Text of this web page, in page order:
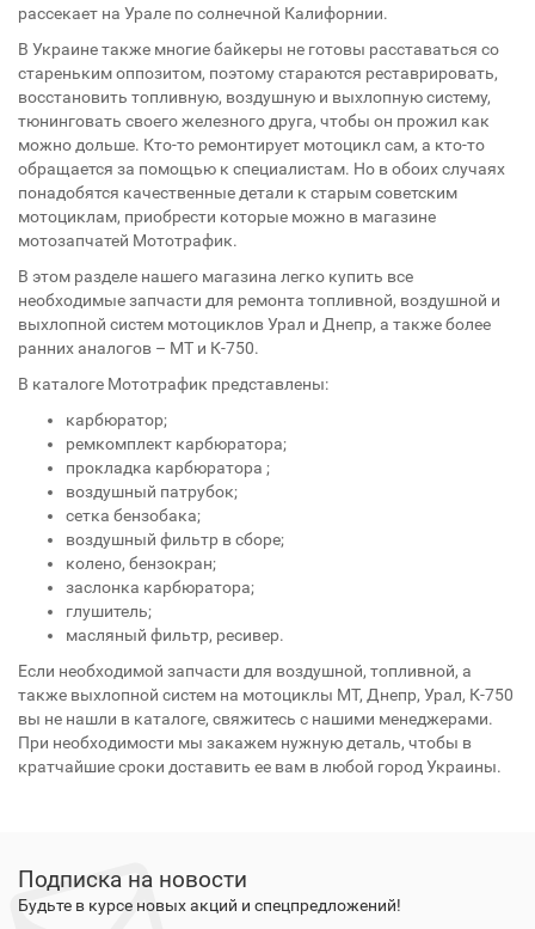
рассекает на Урале по солнечной Калифорнии.
В Украине также многие байкеры не готовы расставаться со
стареньким оппозитом, поэтому стараются реставрировать,
восстановить топливную, воздушную и выхлопную систему,
тюнинговать своего железного друга, чтобы он прожил как
можно дольше. Кто-то ремонтирует мотоцикл сам, а кто-то
обращается за помощью к специалистам. Но в обоих случаях
понадобятся качественные детали к старым советским
мотоциклам, приобрести которые можно в магазине
мотозапчатей Мототрафик.
В этом разделе нашего магазина легко купить все
необходимые запчасти для ремонта топливной, воздушной и
выхлопной систем мотоциклов Урал и Днепр, а также более
ранних аналогов – МТ и К-750.
В каталоге Мототрафик представлены:
карбюратор;
ремкомплект карбюратора;
прокладка карбюратора ;
воздушный патрубок;
сетка бензобака;
воздушный фильтр в сборе;
колено, бензокран;
заслонка карбюратора;
глушитель;
масляный фильтр, ресивер.
Если необходимой запчасти для воздушной, топливной, а
также выхлопной систем на мотоциклы МТ, Днепр, Урал, К-750
вы не нашли в каталоге, свяжитесь с нашими менеджерами.
При необходимости мы закажем нужную деталь, чтобы в
кратчайшие сроки доставить ее вам в любой город Украины.
Подписка на новости
Будьте в курсе новых акций и спецпредложений!